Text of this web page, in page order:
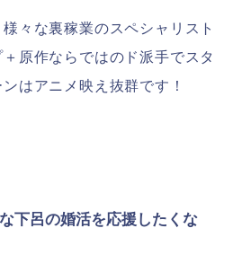
様々な裏稼業のスペシャリスト
原作ならではのド派手でスタ
はアニメ映え抜群です！
下呂の婚活を応援したくな